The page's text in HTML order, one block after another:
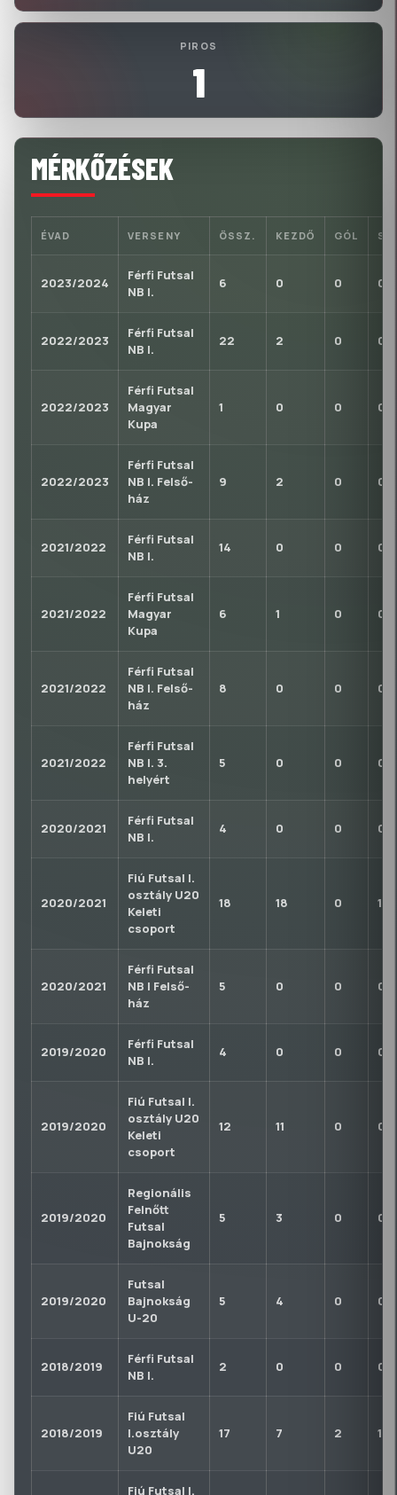
PIROS
1
MÉRKŐZÉSEK
ÉVAD VERSENY ÖSSZ. KEZDŐ GÓL S
2023/2024
Férfi Futsal
NB I.
6 0 0 0
2022/2023
Férfi Futsal
NB I.
22 2 0 0
2022/2023
Férfi Futsal
Magyar
Kupa
1 0 0 0
2022/2023
Férfi Futsal
NB I. Felső-
ház
9 2 0 0
2021/2022
Férfi Futsal
NB I.
14 0 0 0
2021/2022
Férfi Futsal
Magyar
Kupa
6 1 0 0
2021/2022
Férfi Futsal
NB I. Felső-
ház
8 0 0 0
2021/2022
Férfi Futsal
NB I. 3.
helyért
5 0 0 0
2020/2021
Férfi Futsal
NB I.
4 0 0 0
2020/2021
Fiú Futsal I.
osztály U20
Keleti
csoport
18 18 0 1
2020/2021
Férfi Futsal
NB I Felső-
ház
5 0 0 0
2019/2020
Férfi Futsal
NB I.
4 0 0 0
2019/2020
Fiú Futsal I.
osztály U20
Keleti
csoport
12 11 0 0
2019/2020
Regionális
Felnőtt
Futsal
Bajnokság
5 3 0 0
2019/2020
Futsal
Bajnokság
U-20
5 4 0 0
2018/2019
Férfi Futsal
NB I.
2 0 0 0
2018/2019
Fiú Futsal
I.osztály
U20
17 7 2 1
Fiú Futsal I.